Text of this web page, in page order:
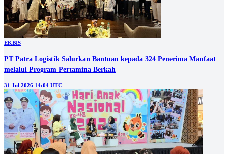
EKBIS
PT Patra Logistik Salurkan Bantuan kepada 324 Penerima Manfaat
melalui Program Pertamina Berkah
31 Jul 2026 14:04 UTC